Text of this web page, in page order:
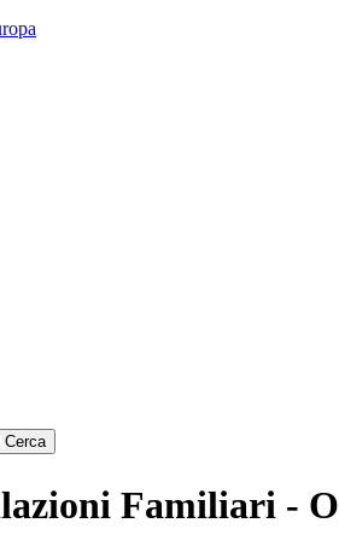
Cerca
Familiari -